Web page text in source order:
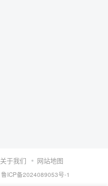
关于我们 网站地图
鲁ICP备2024089053号-1